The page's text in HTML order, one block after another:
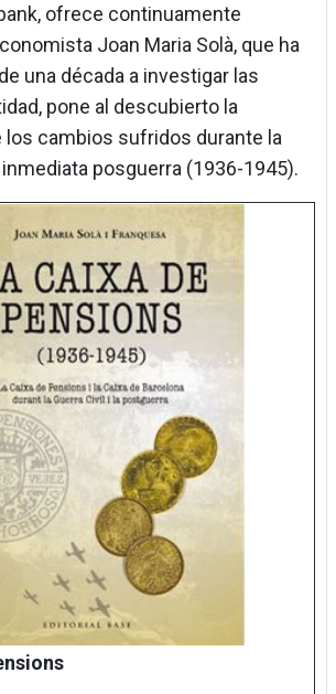
ofrece continuamente
Joan Maria Solà, que ha
una década a investigar las
pone al descubierto la
los cambios sufridos durante la
posguerra (1936-1945).